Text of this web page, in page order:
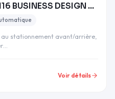
BMW SERIE 1 (F40) 116D 116 BUSINESS DESIGN DKG7 20
stationnement avant/arrière,
Voir détails